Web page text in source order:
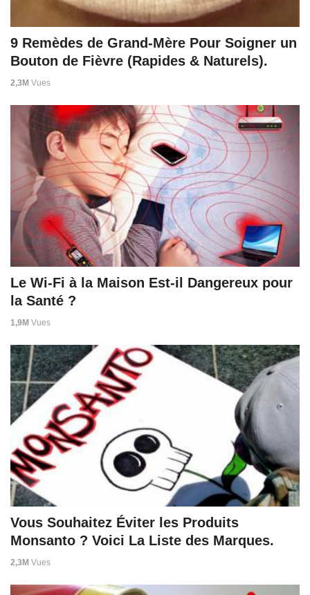
9 Remèdes de Grand-Mère Pour Soigner un
Bouton de Fièvre (Rapides & Naturels).
2,3M Vues
Le Wi-Fi à la Maison Est-il Dangereux pour
la Santé ?
1,9M Vues
Vous Souhaitez Éviter les Produits
Monsanto ? Voici La Liste des Marques.
2,3M Vues